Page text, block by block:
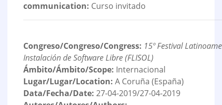
communication: Curso invitado
Congreso/Congreso/Congress: 15º Festival
Instalación de Software Libre (FLISOL)
Ámbito/Ámbito/Scope: Internacional
Lugar/Lugar/Location: A Coruña (España)
Data/Fecha/Date: 27-04-2019/27-04-2019